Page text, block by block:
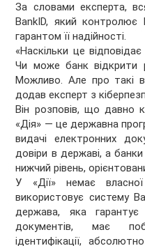
За словами експерта,
BankID, який контролює
гарантом її надійності.
«Наскільки це
Чи може банк відкрити
Можливо. Але про такі
додав експерт з
Він розповів, що давно
«Дія» — це державна
видачі електронних
довіри в державі, а банки
нижчий рівень,
У «Дії» немає
використовує систему
держава, яка гарантує
документів, має
ідентифікації,